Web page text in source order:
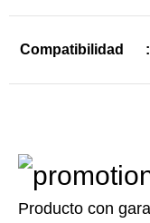
Compatibilidad :
Producto con